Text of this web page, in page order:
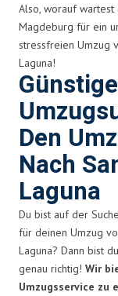
Also, worauf wartest
Magdeburg für ein
stressfreien Umzug
Laguna!
Den
Nach
Laguna
Du bist auf der
für deinen Umzug
Laguna? Dann bist
genau richtig! Wir
Umzugsservice zu